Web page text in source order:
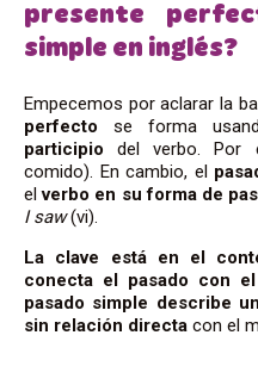
presente
simple en inglés?
Empecemos por aclarar la
perfecto se forma
participio del verbo. Por
comido). En cambio, el
el verbo en su forma de
I saw(vi).
La clave está en el
conecta el pasado con
pasado simple describe
sin relación directa con el